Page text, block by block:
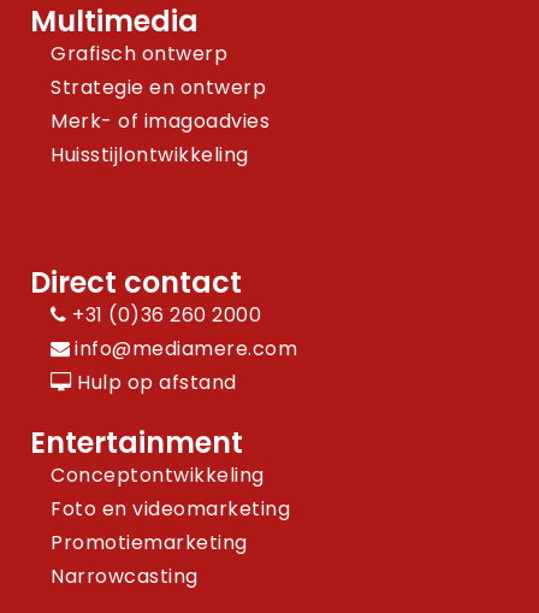
Multimedia
Grafisch ontwerp
Strategie en ontwerp
Merk- of imagoadvies
Huisstijlontwikkeling
Direct contact
+31 (0)36 260 2000
info@mediamere.com
Hulp op afstand
Entertainment
Conceptontwikkeling
Foto en videomarketing
Promotiemarketing
Narrowcasting